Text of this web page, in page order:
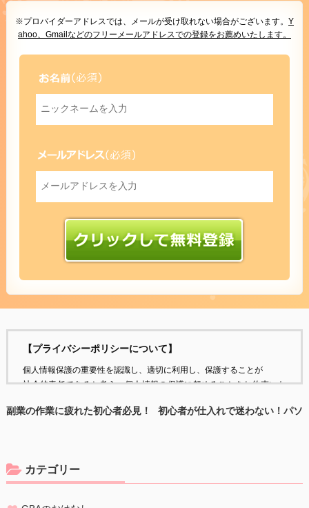
※プロバイダーアドレスでは、メールが受け取れない場合がございます。 Y
ahoo、Gmailなどのフリーメールアドレスでの登録をお薦めいたします。
【プライバシーポリシーについて】
個人情報保護の重要性を認識し、適切に利用し、保護することが
社会的責任であると考え、個人情報の保護に努めることをお約束いた
電子メールアドレス、職業、勤務先等、特定の個人を識別し得る情報
をいいます。
副業の作業に疲れた初心者必見！
初心者が仕入れで迷わない！パソ
カテゴリー